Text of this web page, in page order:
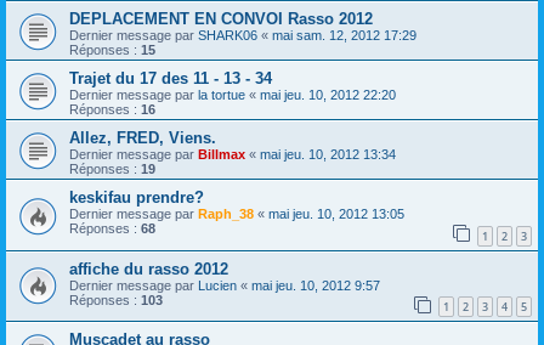
DEPLACEMENT EN CONVOI Rasso 2012
Dernier message par SHARK06 « mai sam. 12, 2012 17:29
Réponses : 15
Trajet du 17 des 11 - 13 - 34
Dernier message par la tortue « mai jeu. 10, 2012 22:20
Réponses : 16
Allez, FRED, Viens.
Dernier message par Billmax « mai jeu. 10, 2012 13:34
Réponses : 19
keskifau prendre?
Dernier message par Raph_38 « mai jeu. 10, 2012 13:05
Réponses : 68 1 2 3
affiche du rasso 2012
Dernier message par Lucien « mai jeu. 10, 2012 9:57
Réponses : 103 1 2 3 4 5
Muscadet au rasso